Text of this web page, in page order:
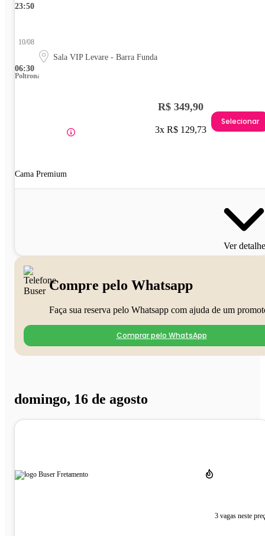
23:50
06:30
10/08
Sala VIP Levare - Barra Funda
Poltrona
Cama Premium
R$ 349,90
3x R$ 129,73
Selecionar
Ver
Compre pelo Whatsapp
Faça sua reserva pelo Whatsapp com ajuda de um
Comprar pelo WhatsApp
domingo, 16 de agosto
3 vagas neste